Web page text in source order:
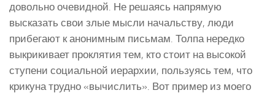
довольно очевидной. Не решаясь напрямую
высказать свои злые мысли начальству, люди
прибегают к анонимным письмам. Толпа нередко
выкрикивает проклятия тем, кто стоит на высокой
ступени социальной иерархии, пользуясь тем, что
крикуна трудно «вычислить». Вот пример из моего